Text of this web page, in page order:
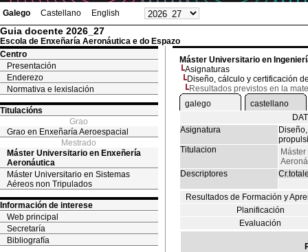
Galego Castellano English
Guia docente 2026_27
Escola de Enxeñaría Aeronáutica e do Espazo
Centro
Presentación
Enderezo
Normativa e lexislación
Titulacións
Grao
Grao en Enxeñaría Aeroespacial
Mestrado
Máster Universitario en Enxeñería
Aeronáutica
Máster Universitario en Sistemas
Aéreos non Tripulados
Información de interese
Web principal
Secretaría
Bibliografía
Máster Universitario en
Asignaturas
Diseño, cálculo y certificación
Resultados previstos en la
galego
castellano
Asignatura
Titulacion
Descriptores
Resultados de Formación y
Planificación
Evaluación